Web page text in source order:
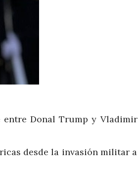
Donal Trump y Vladimir
desde la invasión militar a